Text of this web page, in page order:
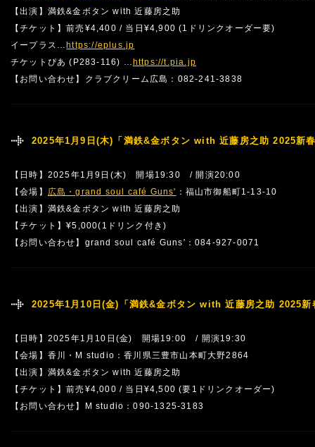
【出演】満鉄&金ボタン with 近藤房之助
【チケット】前売¥4,400 / 当日¥4,900 (1ドリンクオーダー要)
イープラス… https://eplus.jp
チケットぴあ (P283-116) … https://t.pia.jp
【お問い合わせ】クラブクリーム広島：082-241-3838
2025年1月9日(木)「満鉄&金ボタン with 近藤房之助 2025新
【日時】2025年1月9日(木) 開場19:30 / 開演20:00
【会場】 広島・grand soul café Guns' ：福山市御船町1-13-10
【出演】満鉄&金ボタン with 近藤房之助
【チケット】¥5,000(1ドリンク付き)
【お問い合わせ】grand soul café Guns'：084-927-0071
2025年1月10日(金)「満鉄&金ボタン with 近藤房之助 2025新
【日時】2025年1月10日(金) 開場19:00 / 開演19:30
【会場】香川・M studio：香川県三豊市山本町大野2864
【出演】満鉄&金ボタン with 近藤房之助
【チケット】前売¥4,000 / 当日¥4,500 (要1ドリンクオーダー)
【お問い合わせ】M studio：090-1325-3183